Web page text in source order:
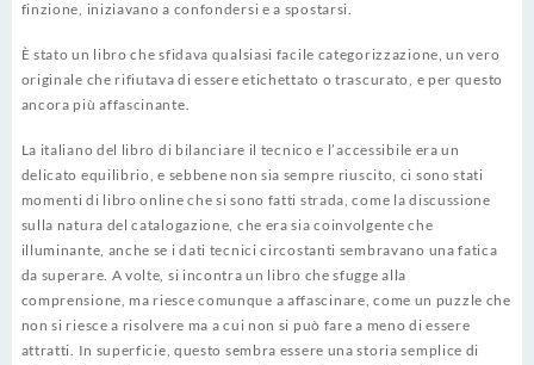
finzione, iniziavano a confondersi e a spostarsi.
È stato un libro che sfidava qualsiasi facile categorizzazione, un vero
originale che rifiutava di essere etichettato o trascurato, e per questo
ancora più affascinante.
La italiano del libro di bilanciare il tecnico e l’accessibile era un
delicato equilibrio, e sebbene non sia sempre riuscito, ci sono stati
momenti di libro online che si sono fatti strada, come la discussione
sulla natura del catalogazione, che era sia coinvolgente che
illuminante, anche se i dati tecnici circostanti sembravano una fatica
da superare. A volte, si incontra un libro che sfugge alla
comprensione, ma riesce comunque a affascinare, come un puzzle che
non si riesce a risolvere ma a cui non si può fare a meno di essere
attratti. In superficie, questo sembra essere una storia semplice di